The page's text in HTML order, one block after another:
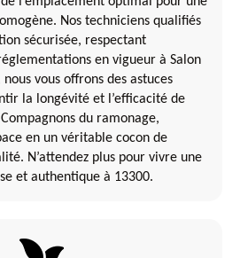
Nos techniciens qualifiés
sécurisée, respectant
en vigueur à Salon
vous offrons des astuces
la longévité et l’efficacité de
du ramonage,
en un véritable cocon de
N’attendez plus pour vivre une
et authentique à 13300.